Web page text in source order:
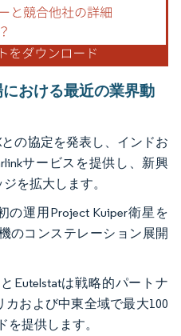
おける最近の業界動
との協定を発表し、インドお
サービスを提供し、新興
を拡大します。
の運用Project Kuiper衛星を
のコンステレーション展開
Eutelstatは戦略的パートナ
および中東全域で最大100
を提供します。